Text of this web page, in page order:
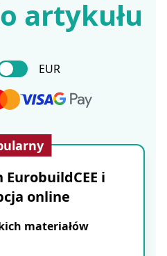
artykułu
EUR
EurobuildCEE i
online
materiałów